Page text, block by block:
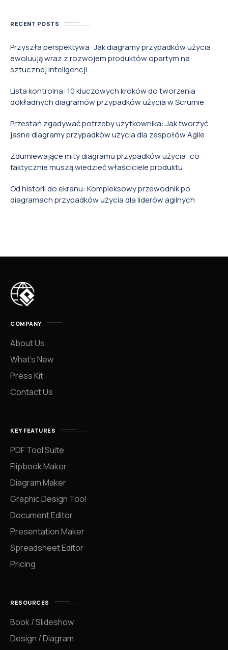
RECENT POSTS
Przyszła perspektywa: Jak diagramy przypadków użycia
ewoluują wraz z rozwojem produktów opartym na
sztucznej inteligencji
Lista kontrolna: 10 kluczowych kroków do tworzenia
dokładnych diagramów przypadków użycia w Scrumie
Przestań zgadywać potrzeby użytkownika: Jak tworzyć
jasne diagramy przypadków użycia dla zespołów Agile
Zdumiewające mity diagramu przypadków użycia: co
faktycznie muszą wiedzieć właściciele produktu
Od historii do ekranu: Kompleksowy przewodnik po
diagramach przypadków użycia dla liderów agilnych
COMPANY
About Us
What’s New
Press Kit
Contact Us
KEY FEATURES
PDF Tool Suite
Flipbook Maker
Diagram Maker
Graphic Design Tool
Document Editor
Presentation Maker
Spreadsheet Editor
Pricing
RESOURCES
Book / Slideshow
Design / Diagram